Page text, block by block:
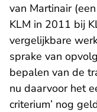
van Martinair
KLM in 2011 bij
vergelijkbare
sprake van
bepalen van de
nu daarvoor het
criterium’ nog